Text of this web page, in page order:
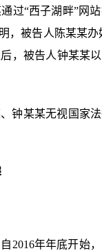
过“西子湖畔”网
，被告人陈某某
，被告人钟某某
钟某某无视国家
2016年年底开始